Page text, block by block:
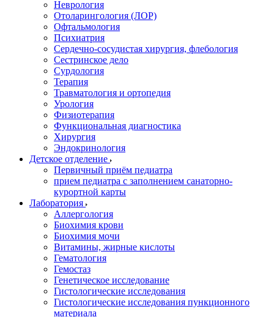
Неврология
Отоларингология (ЛОР)
Офтальмология
Психиатрия
Сердечно-сосудистая хирургия, флебология
Сестринское дело
Сурдология
Терапия
Травматология и ортопедия
Урология
Физиотерапия
Функциональная диагностика
Хирургия
Эндокринология
Детское отделение
Первичный приём педиатра
прием педиатра с заполнением санаторно-
курортной карты
Лаборатория
Аллергология
Биохимия крови
Биохимия мочи
Витамины, жирные кислоты
Гематология
Гемостаз
Генетическое исследование
Гистологические исследования
Гистологические исследования пункционного
материала